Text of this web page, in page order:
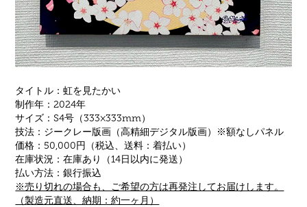
タイトル：虹を見たかい
制作年：2024年
サイズ：S4号（333×333mm）
技法：ジークレー版画（高精細デジタル版画）※額なしパネル
価格：50,000円（税込、送料：着払い）
在庫状況：在庫あり（14日以内に発送）
払い方法：銀行振込
※売り切れの場合も、ご希望の方は再発注してお届けします。
（製造元直送、納期：約一ヶ月）